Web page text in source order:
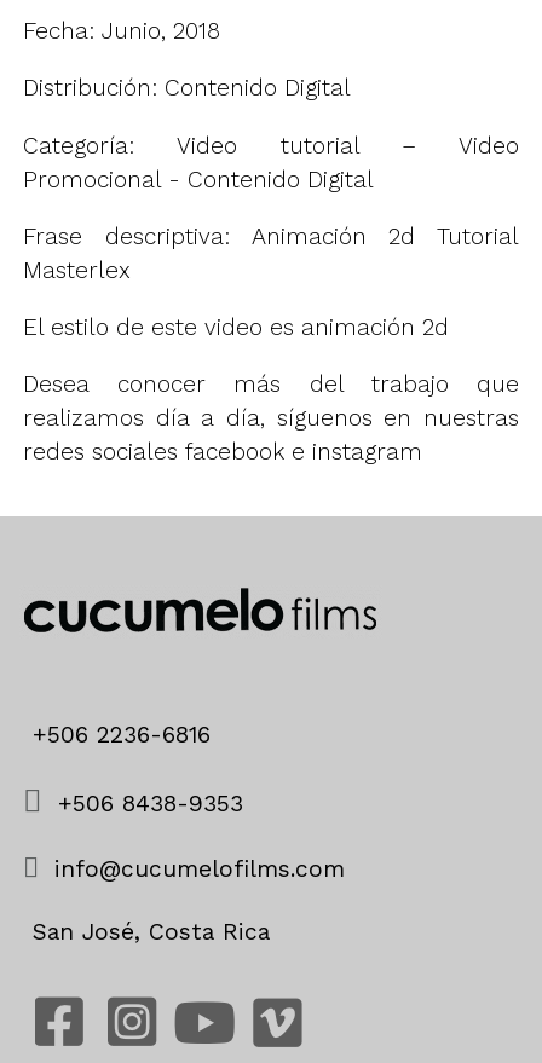
Fecha: Junio, 2018
Distribución: Contenido Digital
Categoría: Video tutorial – Video
Promocional - Contenido Digital
Frase descriptiva: Animación 2d Tutorial
Masterlex
El estilo de este video es animación 2d
Desea conocer más del trabajo que
realizamos día a día, síguenos en nuestras
redes socialesfacebook e instagram
+506 2236-6816
+506 8438-9353
info@cucumelofilms.com
San José, Costa Rica